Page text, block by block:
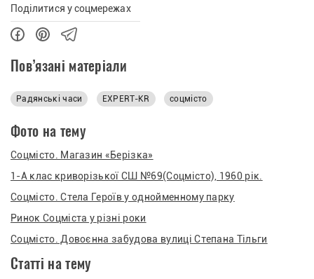
Поділитися у соцмережах
Пов’язані матеріали
Радянські часи EXPERT-KR соцмісто
Фото на тему
Соцмісто. Магазин «Берізка»
1-А клас криворізької СШ №69(Соцмісто), 1960 рік.
Соцмісто. Стела Героїв у однойменному парку
Ринок Соцміста у різні роки
Соцмісто. Довоєнна забудова вулиці Степана Тільги
Статті на тему